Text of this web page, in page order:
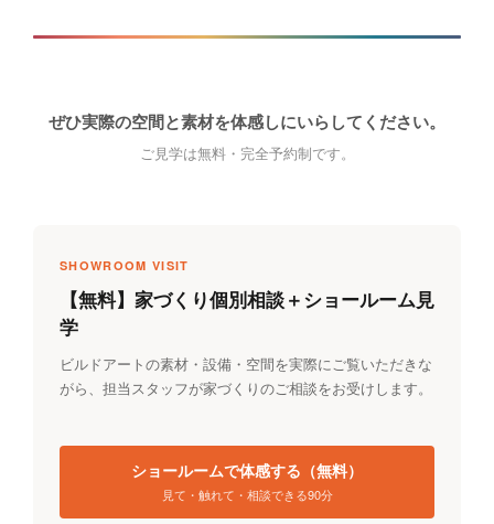
ぜひ実際の空間と素材を体感しにいらしてください。
ご見学は無料・完全予約制です。
SHOWROOM VISIT
【無料】家づくり個別相談＋ショールーム見
学
ビルドアートの素材・設備・空間を実際にご覧いただきな
がら、担当スタッフが家づくりのご相談をお受けします。
ショールームで体感する（無料）
見て・触れて・相談できる90分